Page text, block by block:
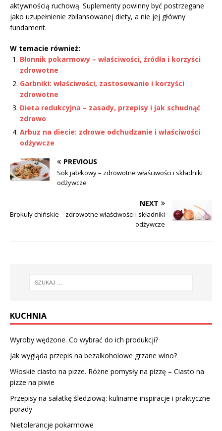
aktywnością ruchową. Suplementy powinny być postrzegane
jako uzupełnienie zbilansowanej diety, a nie jej główny
fundament.
W temacie również:
Błonnik pokarmowy – właściwości, źródła i korzyści
zdrowotne
Garbniki: właściwości, zastosowanie i korzyści
zdrowotne
Dieta redukcyjna – zasady, przepisy i jak schudnąć
zdrowo
Arbuz na diecie: zdrowe odchudzanie i właściwości
odżywcze
PREVIOUS
Sok jabłkowy – zdrowotne właściwości i składniki
odżywcze
NEXT
Brokuły chińskie – zdrowotne właściwości i składniki
odżywcze
KUCHNIA
Wyroby wędzone. Co wybrać do ich produkcji?
Jak wygląda przepis na bezalkoholowe grzane wino?
Włoskie ciasto na pizze. Różne pomysły na pizzę – Ciasto na
pizze na piwie
Przepisy na sałatkę śledziową: kulinarne inspiracje i praktyczne
porady
Nietolerancje pokarmowe